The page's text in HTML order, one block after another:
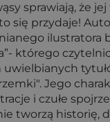
sprawiają, że
się przydaje!
ilustratora
którego
uwielbianych
Jego
i czułe
tworzą historię,